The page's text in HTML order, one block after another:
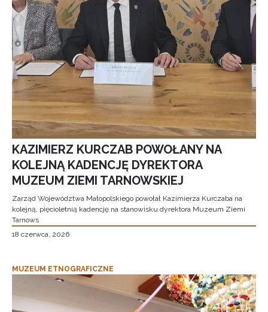
KAZIMIERZ KURCZAB POWOŁANY NA
KOLEJNĄ KADENCJĘ DYREKTORA
MUZEUM ZIEMI TARNOWSKIEJ
Zarząd Województwa Małopolskiego powołał Kazimierza Kurczaba na
kolejną, pięcioletnią kadencję na stanowisku dyrektora Muzeum Ziemi
Tarnows
18 czerwca, 2026
MUZEUM ETNOGRAFICZNE